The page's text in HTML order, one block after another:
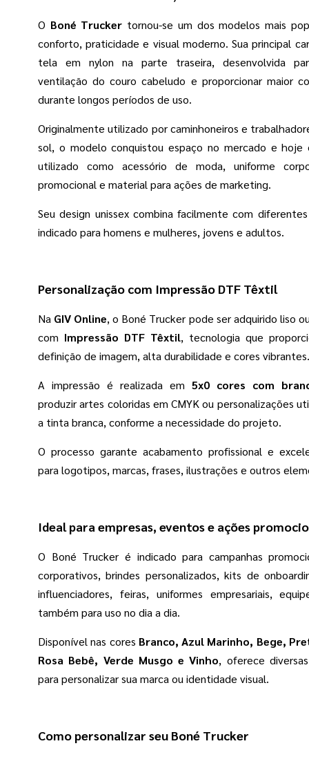
O Boné Trucker tornou-se um dos modelos mais
conforto, praticidade e visual moderno. Sua principal
tela em nylon na parte traseira, desenvolvida
ventilação do couro cabeludo e proporcionar maior
durante longos períodos de uso.
Originalmente utilizado por caminhoneiros e
sol, o modelo conquistou espaço no mercado e hoje
utilizado como acessório de moda, uniforme
promocional e material para ações de marketing.
Seu design unissex combina facilmente com
indicado para homens e mulheres, jovens e adultos.
Personalização com Impressão DTF Têxtil
Na GIV Online, o Boné Trucker pode ser adquirido liso
com Impressão DTF Têxtil, tecnologia que
definição de imagem, alta durabilidade e cores vibrantes.
A impressão é realizada em 5x0 cores com
produzir artes coloridas em CMYK ou personalizações
a tinta branca, conforme a necessidade do projeto.
O processo garante acabamento profissional e
para logotipos, marcas, frases, ilustrações e outros
Ideal para empresas, eventos e ações
O Boné Trucker é indicado para campanhas
corporativos, brindes personalizados, kits de
influenciadores, feiras, uniformes empresariais,
também para uso no dia a dia.
Disponível nas cores Branco, Azul Marinho, Bege,
Rosa Bebê, Verde Musgo e Vinho, oferece
para personalizar sua marca ou identidade visual.
Como personalizar seu Boné Trucker